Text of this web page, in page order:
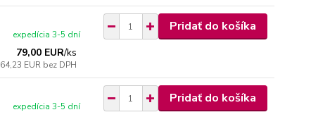
79,00 EUR/ks
64,23 EUR bez DPH
expedícia 3-5 dní
Pridať do košíka
expedícia 3-5 dní
Pridať do košíka